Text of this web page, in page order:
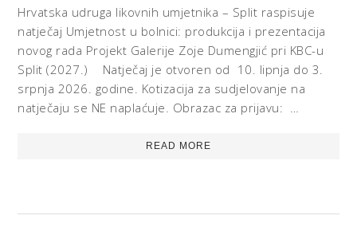
Hrvatska udruga likovnih umjetnika – Split raspisuje
natječaj Umjetnost u bolnici: produkcija i prezentacija
novog rada Projekt Galerije Zoje Dumengjić pri KBC-u
Split (2027.) Natječaj je otvoren od 10. lipnja do 3.
srpnja 2026. godine. Kotizacija za sudjelovanje na
natječaju se NE naplaćuje. Obrazac za prijavu: …
READ MORE